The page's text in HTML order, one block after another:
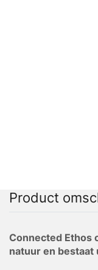
Product
Connected Ethos
natuur en bestaat